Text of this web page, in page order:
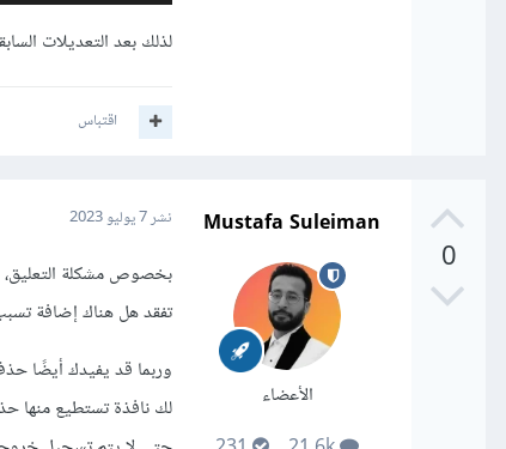
لذلك بعد التعديلات
اقتباس
0
Mustafa Suleiman
الأعضاء
نشر7 يوليو 2023
بخصوص مشكلة التعليق،
تفقد هل هناك إضافة